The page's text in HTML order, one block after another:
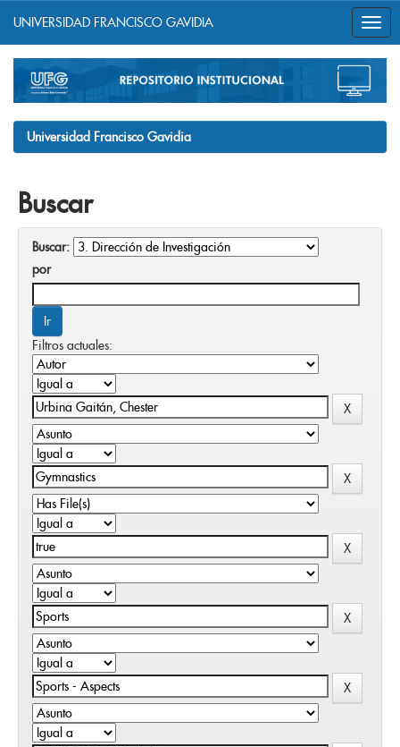
navigation
UNIVERSIDAD FRANCISCO GAVIDIA
Universidad Francisco Gavidia
Buscar
Buscar:
por
Filtros actuales: